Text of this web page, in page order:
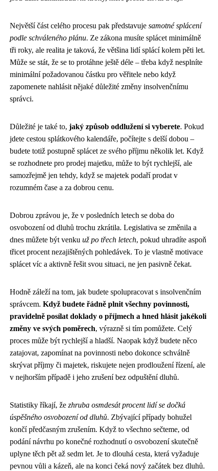
Největší část celého procesu pak představuje samotné splácení
podle schváleného plánu. Ze zákona musíte splácet minimálně
tři roky, ale realita je taková, že většina lidí splácí kolem pěti let.
Může se stát, že se to protáhne ještě déle – třeba když nesplníte
minimální požadovanou částku pro věřitele nebo když
zapomenete nahlásit nějaké důležité změny insolvenčnímu
správci.
Důležité je také to, jaký způsob oddlužení si vyberete. Pokud
jdete cestou splátkového kalendáře, počítejte s delší dobou –
budete totiž postupně splácet ze svého příjmu několik let. Když
se rozhodnete pro prodej majetku, může to být rychlejší, ale
samozřejmě jen tehdy, když se majetek podaří prodat v
rozumném čase a za dobrou cenu.
Dobrou zprávou je, že v posledních letech se doba do
osvobození od dluhů trochu zkrátila. Legislativa se změnila a
dnes můžete být venku už po třech letech, pokud uhradíte aspoň
třicet procent nezajištěných pohledávek. To je vlastně motivace
splácet víc a aktivně řešit svou situaci, ne jen pasivně čekat.
Hodně záleží na tom, jak budete spolupracovat s insolvenčním
správcem. Když budete řádně plnit všechny povinnosti,
pravidelně posílat doklady o příjmech a hned hlásit jakékoli
změny ve svých poměrech, výrazně si tím pomůžete. Celý
proces může být rychlejší a hladší. Naopak když budete něco
zatajovat, zapomínat na povinnosti nebo dokonce schválně
skrývat příjmy či majetek, riskujete nejen prodloužení řízení, ale
v nejhorším případě i jeho zrušení bez odpuštění dluhů.
Statistiky říkají, že zhruba osmdesát procent lidí se dočká
úspěšného osvobození od dluhů. Zbývající případy bohužel
končí předčasným zrušením. Když to všechno sečteme, od
podání návrhu po konečné rozhodnutí o osvobození skutečně
uplyne těch pět až sedm let. Je to dlouhá cesta, která vyžaduje
pevnou vůli a kázeň, ale na konci čeká nový začátek bez dluhů.